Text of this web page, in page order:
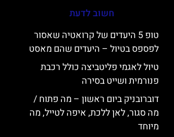
חשוב לדעת
טופ 5 היעדים של קרואטיה שאסור
לפספס בטיול – היעדים שהם מאסט
טיול לאגמי פליטביצה כולל רכבת
פנורמית ושייט בסירה
דוברובניק ביום ראשון – מה פתוח /
מה סגור, לאן ללכת, איפה לטייל, מה
מיוחד